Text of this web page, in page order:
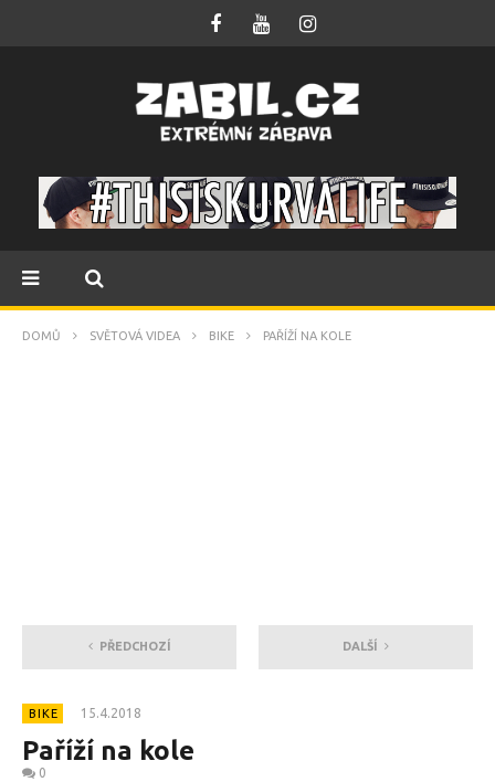
DOMŮ SVĚTOVÁ VIDEA BIKE PAŘÍŽÍ NA KOLE
PŘEDCHOZÍ DALŠÍ
BIKE 15.4.2018
Paříží na kole
0